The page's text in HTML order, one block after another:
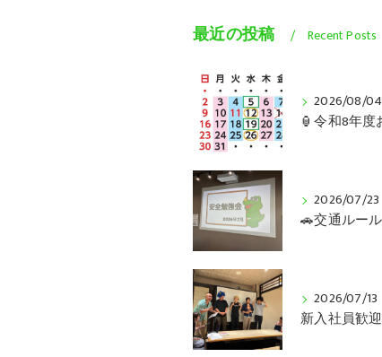
最近の投稿 Recent Posts
2026/08/04
2026/07/23
2026/07/13